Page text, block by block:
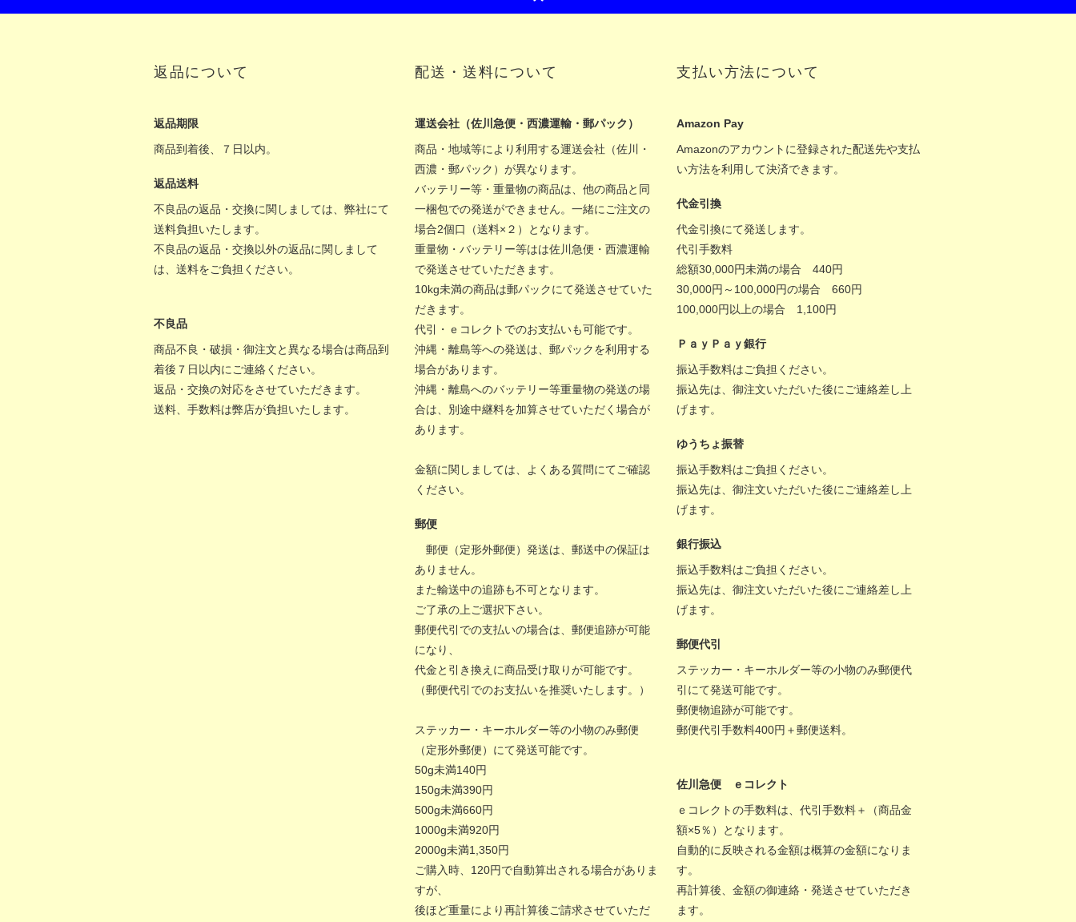
返品について
返品期限
商品到着後、７日以内。
返品送料
不良品の返品・交換に関しましては、弊社にて
送料負担いたします。
不良品の返品・交換以外の返品に関しまして
は、送料をご負担ください。
不良品
商品不良・破損・御注文と異なる場合は商品到
着後７日以内にご連絡ください。
返品・交換の対応をさせていただきます。
送料、手数料は弊店が負担いたします。
配送・送料について
運送会社（佐川急便・西濃運輸・郵パック）
商品・地域等により利用する運送会社（佐川・
西濃・郵パック）が異なります。
バッテリー等・重量物の商品は、他の商品と同
一梱包での発送ができません。一緒にご注文の
場合2個口（送料×２）となります。
重量物・バッテリー等はは佐川急便・西濃運輸
で発送させていただきます。
10kg未満の商品は郵パックにて発送させていた
だきます。
代引・ｅコレクトでのお支払いも可能です。
沖縄・離島等への発送は、郵パックを利用する
場合があります。
沖縄・離島へのバッテリー等重量物の発送の場
合は、別途中継料を加算させていただく場合が
あります。
金額に関しましては、 よくある質問にてご確認
ください。
郵便
郵便（定形外郵便）発送は、郵送中の保証は
ありません。
また輸送中の追跡も不可となります。
ご了承の上ご選択下さい。
郵便代引での支払いの場合は、郵便追跡が可能
になり、
代金と引き換えに商品受け取りが可能です。
（郵便代引でのお支払いを推奨いたします。）
ステッカー・キーホルダー等の小物のみ郵便
（定形外郵便）にて発送可能です。
50g未満140円
150g未満390円
500g未満660円
1000g未満920円
2000g未満1,350円
ご購入時、120円で自動算出される場合がありま
すが、
後ほど重量により再計算後ご請求させていただ
支払い方法について
Amazon Pay
Amazonのアカウントに登録された配送先や支払
い方法を利用して決済できます。
代金引換
代金引換にて発送します。
代引手数料
総額30,000円未満の場合 440円
30,000円～100,000円の場合 660円
100,000円以上の場合 1,100円
ＰａｙＰａｙ銀行
振込手数料はご負担ください。
振込先は、御注文いただいた後にご連絡差し上
げます。
ゆうちょ振替
振込手数料はご負担ください。
振込先は、御注文いただいた後にご連絡差し上
げます。
銀行振込
振込手数料はご負担ください。
振込先は、御注文いただいた後にご連絡差し上
げます。
郵便代引
ステッカー・キーホルダー等の小物のみ郵便代
引にて発送可能です。
郵便物追跡が可能です。
郵便代引手数料400円＋郵便送料。
佐川急便 ｅコレクト
ｅコレクトの手数料は、代引手数料＋（商品金
額×5％）となります。
自動的に反映される金額は概算の金額になりま
す。
再計算後、金額の御連絡・発送させていただき
ます。